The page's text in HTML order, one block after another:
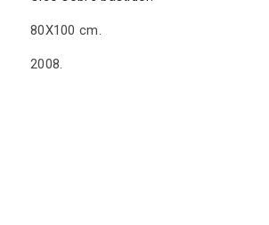
80X100 cm.
2008.